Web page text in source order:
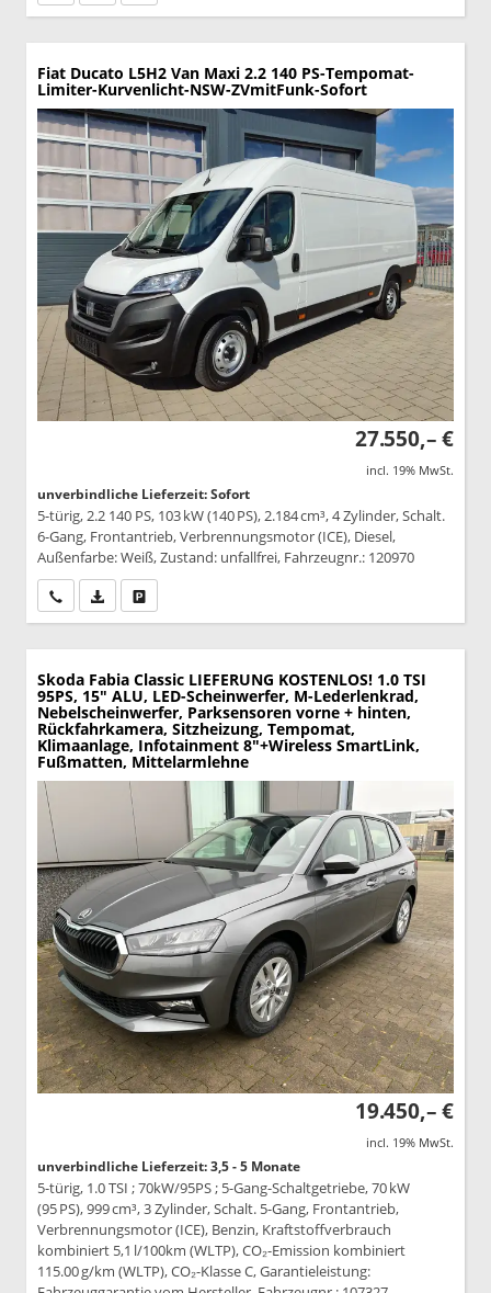
Fiat Ducato L5H2 Van Maxi 2.2 140 PS-Tempomat-
Limiter-Kurvenlicht-NSW-ZVmitFunk-Sofort
27.550,– €
incl. 19% MwSt.
unverbindliche Lieferzeit: Sofort
5-türig, 2.2 140 PS, 103 kW (140 PS), 2.184 cm³, 4 Zylinder, Schalt.
6-Gang, Frontantrieb, Verbrennungsmotor (ICE), Diesel,
Außenfarbe: Weiß, Zustand: unfallfrei, Fahrzeugnr.: 120970
Wir rufen Sie anPDF-Datei, Fahrzeugexposé drucken
Skoda Fabia Classic LIEFERUNG KOSTENLOS! 1.0 TSI
95PS, 15" ALU, LED-Scheinwerfer, M-Lederlenkrad,
Nebelscheinwerfer, Parksensoren vorne + hinten,
Rückfahrkamera, Sitzheizung, Tempomat,
Klimaanlage, Infotainment 8"+Wireless SmartLink,
Fußmatten, Mittelarmlehne
19.450,– €
incl. 19% MwSt.
unverbindliche Lieferzeit: 3,5 - 5 Monate
5-türig, 1.0 TSI ; 70kW/95PS ; 5-Gang-Schaltgetriebe, 70 kW
(95 PS), 999 cm³, 3 Zylinder, Schalt. 5-Gang, Frontantrieb,
Verbrennungsmotor (ICE), Benzin, Kraftstoffverbrauch
kombiniert 5,1 l/100km (WLTP), CO₂-Emission kombiniert
115.00 g/km (WLTP), CO₂-Klasse C, Garantieleistung: